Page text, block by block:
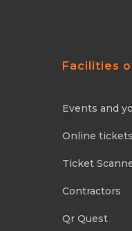
Facilities
Events and
Online
Ticket
Contractors
Qr Quest